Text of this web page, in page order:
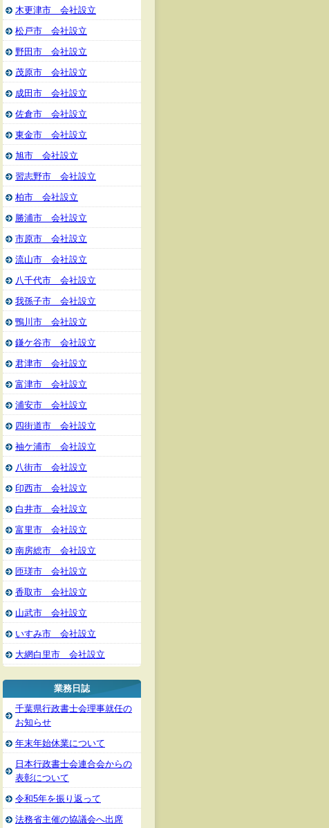
木更津市 会社設立
松戸市 会社設立
野田市 会社設立
茂原市 会社設立
成田市 会社設立
佐倉市 会社設立
東金市 会社設立
旭市 会社設立
習志野市 会社設立
柏市 会社設立
勝浦市 会社設立
市原市 会社設立
流山市 会社設立
八千代市 会社設立
我孫子市 会社設立
鴨川市 会社設立
鎌ケ谷市 会社設立
君津市 会社設立
富津市 会社設立
浦安市 会社設立
四街道市 会社設立
袖ケ浦市 会社設立
八街市 会社設立
印西市 会社設立
白井市 会社設立
富里市 会社設立
南房総市 会社設立
匝瑳市 会社設立
香取市 会社設立
山武市 会社設立
いすみ市 会社設立
大網白里市 会社設立
業務日誌
千葉県行政書士会理事就任の
お知らせ
年末年始休業について
日本行政書士会連合会からの
表彰について
令和5年を振り返って
法務省主催の協議会へ出席